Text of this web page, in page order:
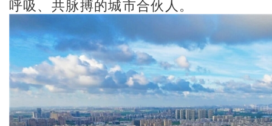
呼吸、共脉搏的城市合伙人。